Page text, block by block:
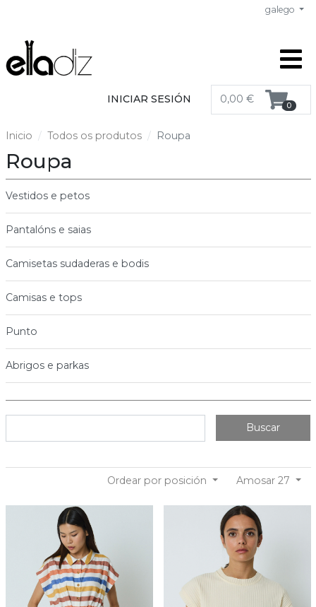
galego
INICIAR SESIÓN 0,00 € 0
Inicio Todos os produtos Roupa
Roupa
Vestidos e petos
Pantalóns e saias
Camisetas sudaderas e bodis
Camisas e tops
Punto
Abrigos e parkas
Buscar
Amosar 27
Ordear por posición